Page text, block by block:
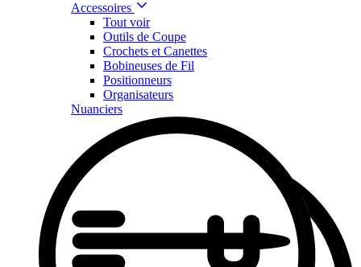
Accessoires
Tout voir
Outils de Coupe
Crochets et Canettes
Bobineuses de Fil
Positionneurs
Organisateurs
Nuanciers